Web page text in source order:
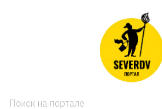
Поиск на портале